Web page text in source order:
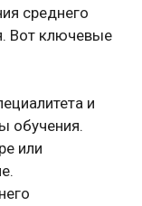
среднего
Вот ключевые
и
обучения.
или